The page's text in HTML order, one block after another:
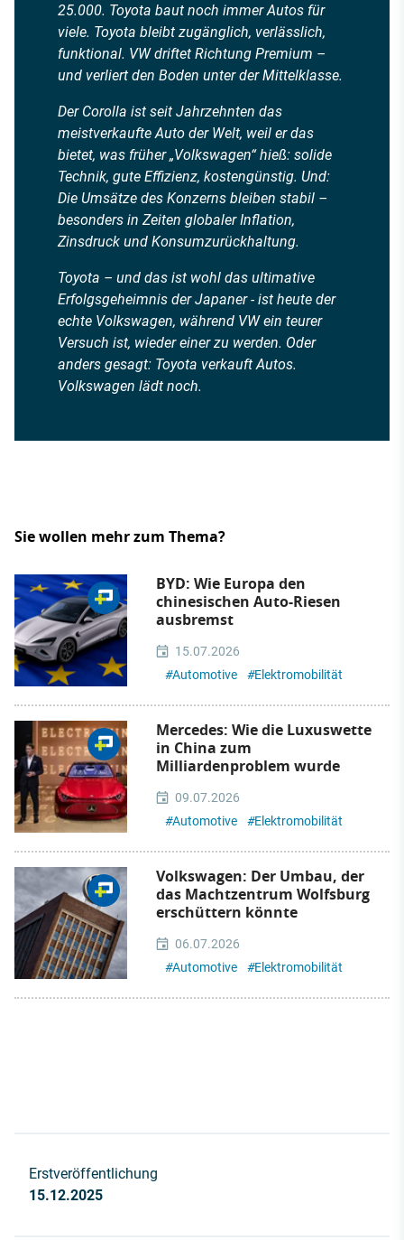
25.000. Toyota baut noch immer Autos für
viele. Toyota bleibt zugänglich, verlässlich,
funktional. VW driftet Richtung Premium –
und verliert den Boden unter der Mittelklasse.
Der Corolla ist seit Jahrzehnten das
meistverkaufte Auto der Welt, weil er das
bietet, was früher „Volkswagen“ hieß: solide
Technik, gute Effizienz, kostengünstig. Und:
Die Umsätze des Konzerns bleiben stabil –
besonders in Zeiten globaler Inflation,
Zinsdruck und Konsumzurückhaltung.
Toyota – und das ist wohl das ultimative
Erfolgsgeheimnis der Japaner - ist heute der
echte Volkswagen, während VW ein teurer
Versuch ist, wieder einer zu werden. Oder
anders gesagt: Toyota verkauft Autos.
Volkswagen lädt noch.
Sie wollen mehr zum Thema?
BYD: Wie Europa den
chinesischen Auto-Riesen
ausbremst
15.07.2026
#Automotive #Elektromobilität
Mercedes: Wie die Luxuswette
in China zum
Milliardenproblem wurde
09.07.2026
#Automotive #Elektromobilität
Volkswagen: Der Umbau, der
das Machtzentrum Wolfsburg
erschüttern könnte
06.07.2026
#Automotive #Elektromobilität
Erstveröffentlichung
15.12.2025